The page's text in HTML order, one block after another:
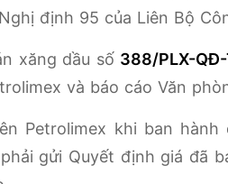
định 95 của Liên Bộ
xăng dầu số 388/PLX-
và báo cáo Văn
Petrolimex khi ban
gửi Quyết định giá đã